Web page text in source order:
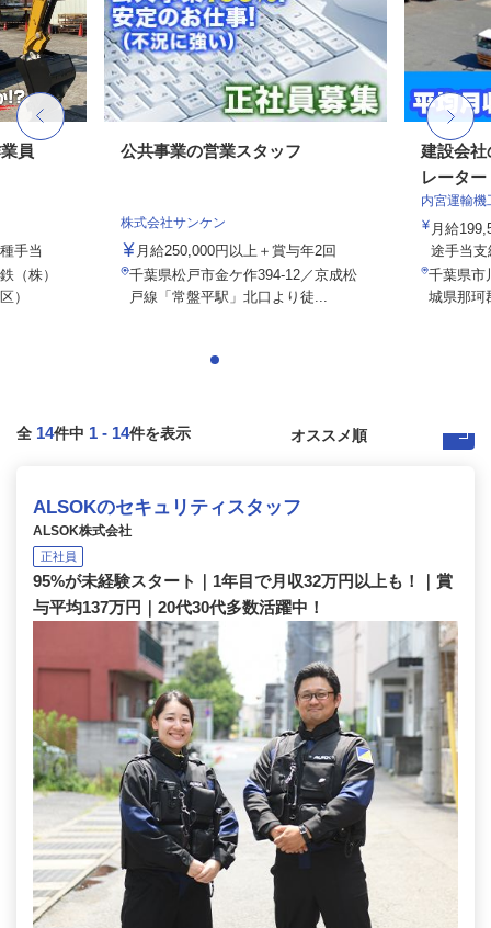
員
手当
（株）
）
公共事業の営業スタッフ
株式会社サンケン
月給250,000円以上＋賞与年2回
千葉県松戸市金ケ作394-12／京成松
戸線「常盤平駅」北口より徒...
建設会社
レーター
内宮運輸機
月給
途手当
千葉県市
城県那珂
全 14件中 1 - 14件を表示
ALSOKのセキュリティスタッフ
ALSOK株式会社
正社員
95%が未経験スタート｜1年目で月収32万円以上も！｜賞
与平均137万円｜20代30代多数活躍中！